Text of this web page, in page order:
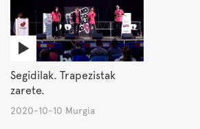
Segidilak. Trapezistak
zarete.
2020-10-10 Murgia